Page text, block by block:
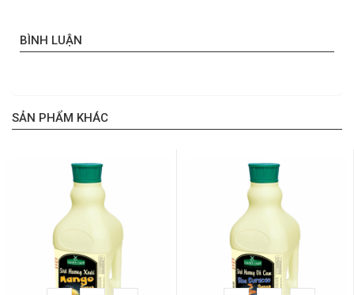
BÌNH LUẬN
SẢN PHẨM KHÁC